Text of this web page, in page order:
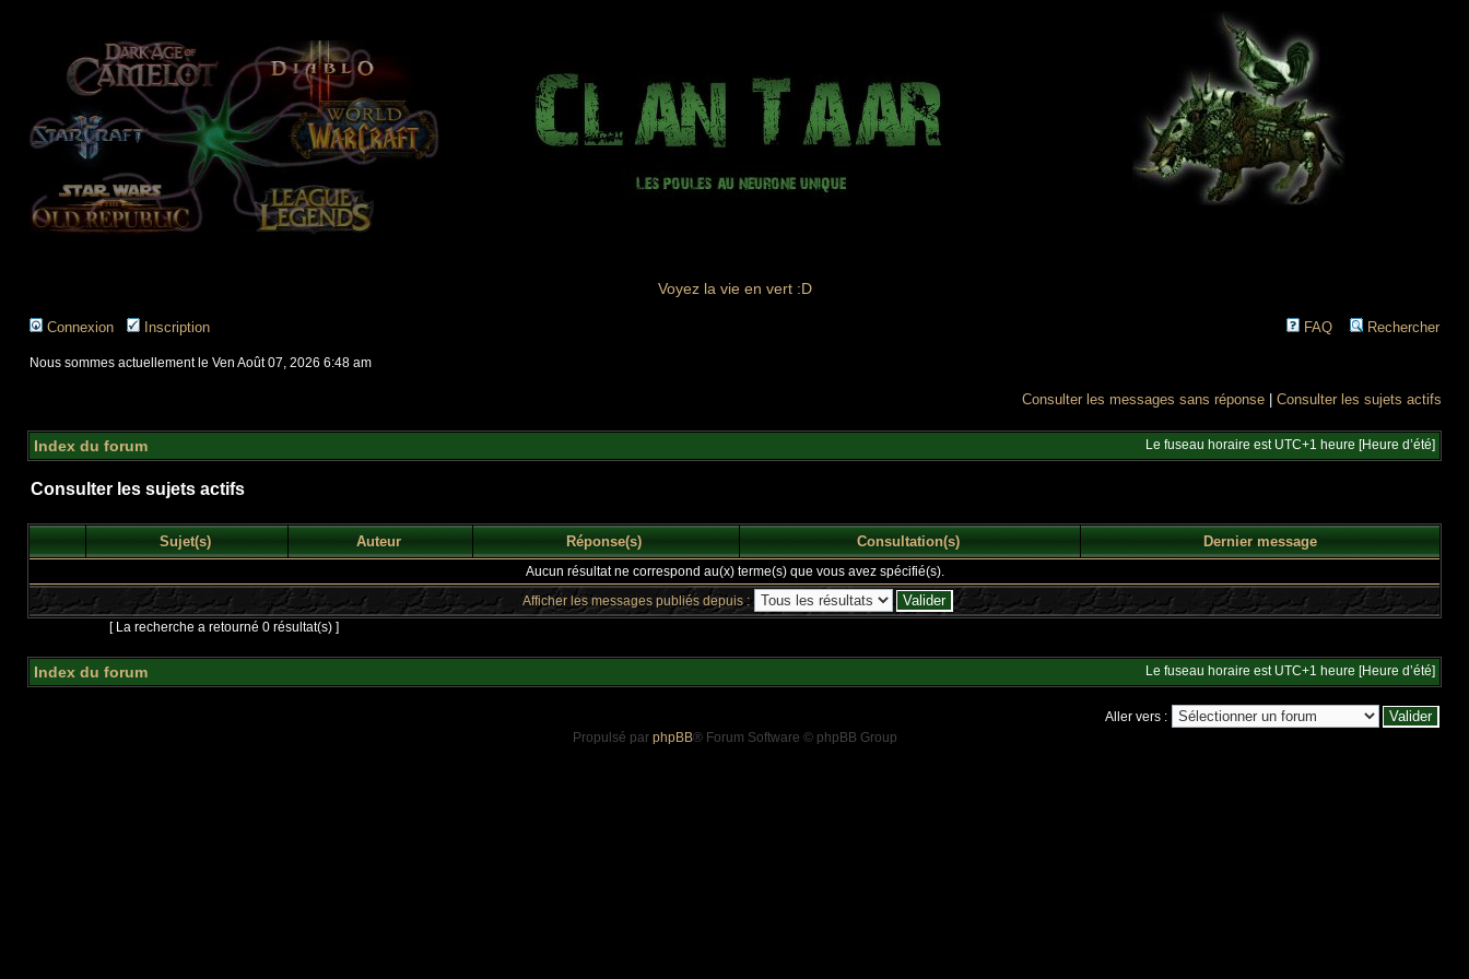
Voyez la vie en vert :D
Connexion Inscription FAQ Rechercher
Nous sommes actuellement le Ven Août 07, 2026 6:48 am
Consulter les messages sans réponse Consulter les sujets actifs
Index du forum Le fuseau horaire est UTC+1 heure [Heure d’été]
Consulter les sujets actifs
Sujet(s) Auteur Réponse(s) Consultation(s) Dernier message
Aucun résultat ne correspond au(x) terme(s) que vous avez spécifié(s).
Afficher les messages publiés depuis :
[ La recherche a retourné 0 résultat(s) ]
Index du forum Le fuseau horaire est UTC+1 heure [Heure d’été]
Aller vers :
Propulsé par phpBB® Forum Software © phpBB Group